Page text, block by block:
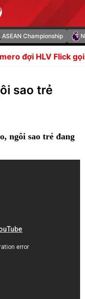
ASEAN Championship
tên Romano hé
sao trẻ
ngôi sao trẻ đang